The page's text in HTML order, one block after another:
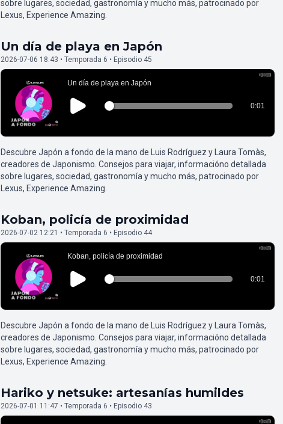
sobre lugares, sociedad, gastronomía y mucho más, patrocinado por
Lexus, Experience Amazing.
Un día de playa en Japón
2026-07-06 18:43 • Temporada 6 • Episodio 45
Descubre Japón a fondo de la mano de Luis Rodríguez y Laura Tomàs,
creadores de Japonismo. Consejos para viajar, informacióno detallada
sobre lugares, sociedad, gastronomía y mucho más, patrocinado por
Lexus, Experience Amazing.
Koban, policía de proximidad
2026-07-02 12:21 • Temporada 6 • Episodio 44
Descubre Japón a fondo de la mano de Luis Rodríguez y Laura Tomàs,
creadores de Japonismo. Consejos para viajar, informacióno detallada
sobre lugares, sociedad, gastronomía y mucho más, patrocinado por
Lexus, Experience Amazing.
Hariko y netsuke: artesanías humildes
2026-07-01 11:47 • Temporada 6 • Episodio 43